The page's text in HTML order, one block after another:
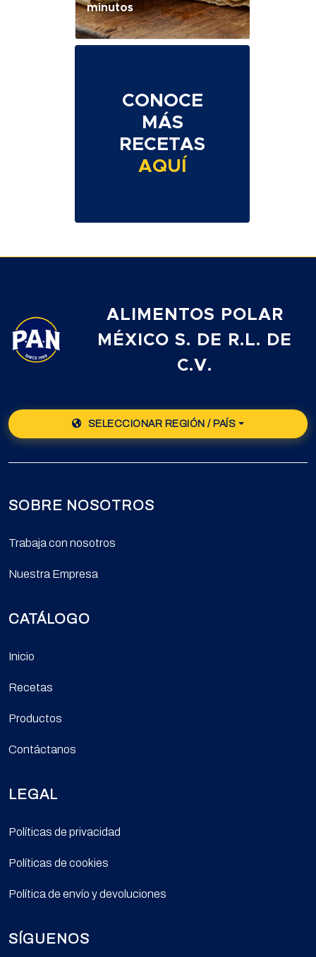
minutos
CONOCE
MÁS
RECETAS
AQUÍ
ALIMENTOS POLAR
MÉXICO S. DE R.L. DE
C.V.
SELECCIONAR REGIÓN / PAÍS
SOBRE NOSOTROS
Trabaja con nosotros
Nuestra Empresa
CATÁLOGO
Inicio
Recetas
Productos
Contáctanos
LEGAL
Políticas de privacidad
Políticas de cookies
Política de envío y devoluciones
SÍGUENOS